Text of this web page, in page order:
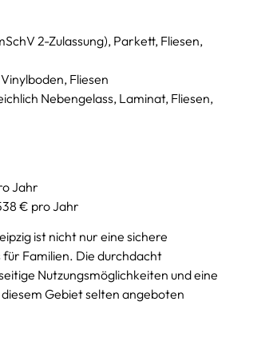
2-Zulassung), Parkett, Fliesen,
Fliesen
Nebengelass, Laminat, Fliesen,
Jahr
€ pro Jahr
ist nicht nur eine sichere
Familien. Die durchdacht
Nutzungsmöglichkeiten und eine
Gebiet selten angeboten